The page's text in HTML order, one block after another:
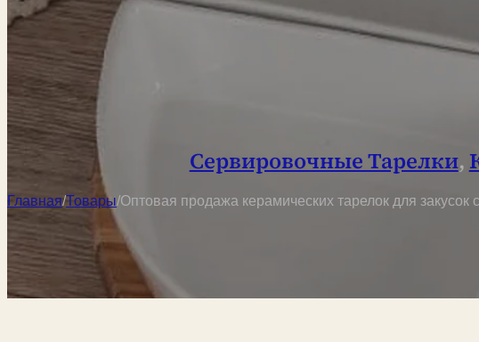
Сервировочные Тарелки,
Главная/Товары/Оптовая продажа керамических тарелок для закусок